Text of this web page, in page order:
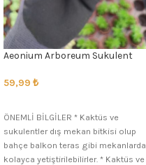
Aeonium Arboreum Sukulent
59,99 ₺
ÖNEMLİ BİLGİLER * Kaktüs ve
sukulentler dış mekan bitkisi olup
bahçe balkon teras gibi mekanlarda
kolayca yetiştirilebilirler. * Kaktüs ve